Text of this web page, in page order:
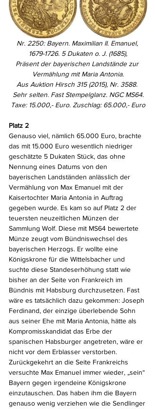
Nr. 2250: Bayern. Maximilian II. Emanuel,
1679-1726. 5 Dukaten o. J. (1685),
Präsent der bayerischen Landstände zur
Vermählung mit Maria Antonia.
Aus Auktion Hirsch 315 (2015), Nr. 3588.
Sehr selten. Fast Stempelglanz. NGC MS64.
Taxe: 15.000,- Euro. Zuschlag: 65.000,- Euro
Platz 2
Genauso viel, nämlich 65.000 Euro, brachte
das mit 15.000 Euro wesentlich niedriger
geschätzte 5 Dukaten Stück, das ohne
Nennung eines Datums von den
bayerischen Landständen anlässlich der
Vermählung von Max Emanuel mit der
Kaisertochter Maria Antonia in Auftrag
gegeben wurde. Es kam so auf Platz 2 der
teuersten neuzeitlichen Münzen der
Sammlung Wolf. Diese mit MS64 bewertete
Münze zeugt vom Bündniswechsel des
bayerischen Herzogs. Er wollte eine
Königskrone für die Wittelsbacher und
suchte diese Standeserhöhung statt wie
bisher an der Seite von Frankreich im
Bündnis mit Habsburg durchzusetzen. Fast
wäre es tatsächlich dazu gekommen: Joseph
Ferdinand, der einzige überlebende Sohn
aus seiner Ehe mit Maria Antonia, hätte als
Kompromisskandidat das Erbe der
spanischen Habsburger angetreten, wäre er
nicht vor dem Erblasser verstorben.
Zurückgekehrt an die Seite Frankreichs
versuchte Max Emanuel immer wieder, „sein“
Bayern gegen irgendeine Königskrone
einzutauschen. Das haben ihm die Bayern
genauso wenig verziehen wie die Sendlinger